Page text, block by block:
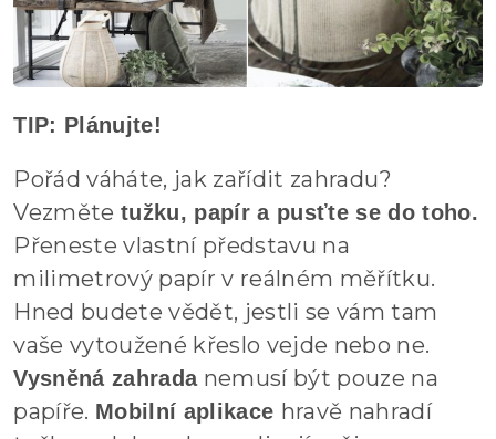
TIP: Plánujte!
Pořád váháte, jak zařídit zahradu?
Vezměte tužku, papír a pusťte se do toho.
Přeneste vlastní představu na
milimetrový papír v reálném měřítku.
Hned budete vědět, jestli se vám tam
vaše vytoužené křeslo vejde nebo ne.
Vysněná zahradanemusí být pouze na
papíře. Mobilní aplikace hravě nahradí